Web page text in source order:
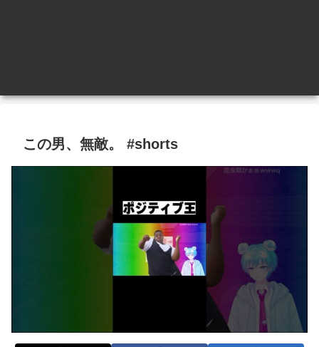
この男、無敵。 #shorts